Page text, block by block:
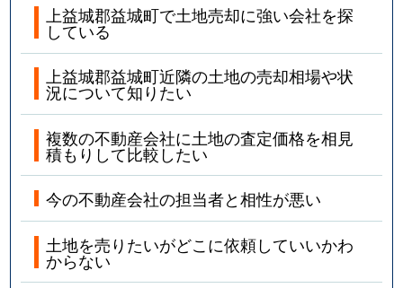
上益城郡益城町で土地売却に強い会社を探
している
上益城郡益城町近隣の土地の売却相場や状
況について知りたい
複数の不動産会社に土地の査定価格を相見
積もりして比較したい
今の不動産会社の担当者と相性が悪い
土地を売りたいがどこに依頼していいかわ
からない